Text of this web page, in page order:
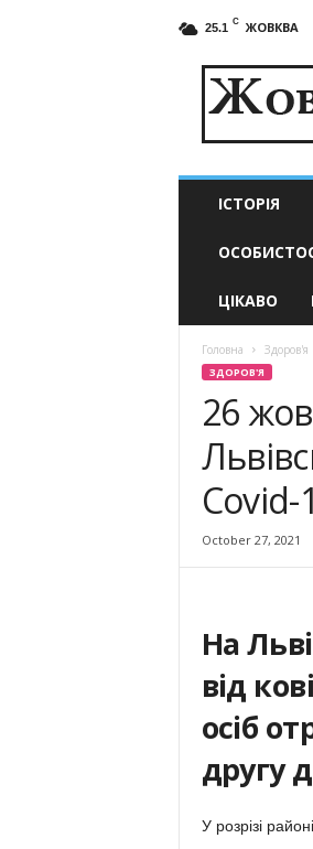
25.1 C ЖОВКВА
актуальні
ІСТОРІЯ
ЦІКАВО
Головна Здоров'я
ЗДОРОВ'Я
26
Covid-
October 27, 2021
На
від
осіб
другу
У розрізі